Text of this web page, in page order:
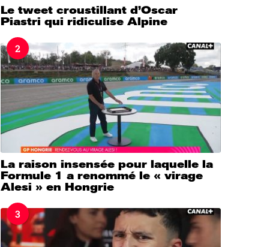
Le tweet croustillant d’Oscar
Piastri qui ridiculise Alpine
2
La raison insensée pour laquelle la
Formule 1 a renommé le « virage
Alesi » en Hongrie
3